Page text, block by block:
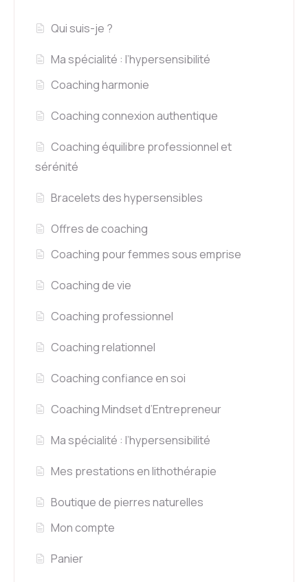
Qui suis-je ?
Ma spécialité : l’hypersensibilité
Coaching harmonie
Coaching connexion authentique
Coaching équilibre professionnel et
sérénité
Bracelets des hypersensibles
Offres de coaching
Coaching pour femmes sous emprise
Coaching de vie
Coaching professionnel
Coaching relationnel
Coaching confiance en soi
Coaching Mindset d’Entrepreneur
Ma spécialité : l’hypersensibilité
Mes prestations en lithothérapie
Boutique de pierres naturelles
Mon compte
Panier